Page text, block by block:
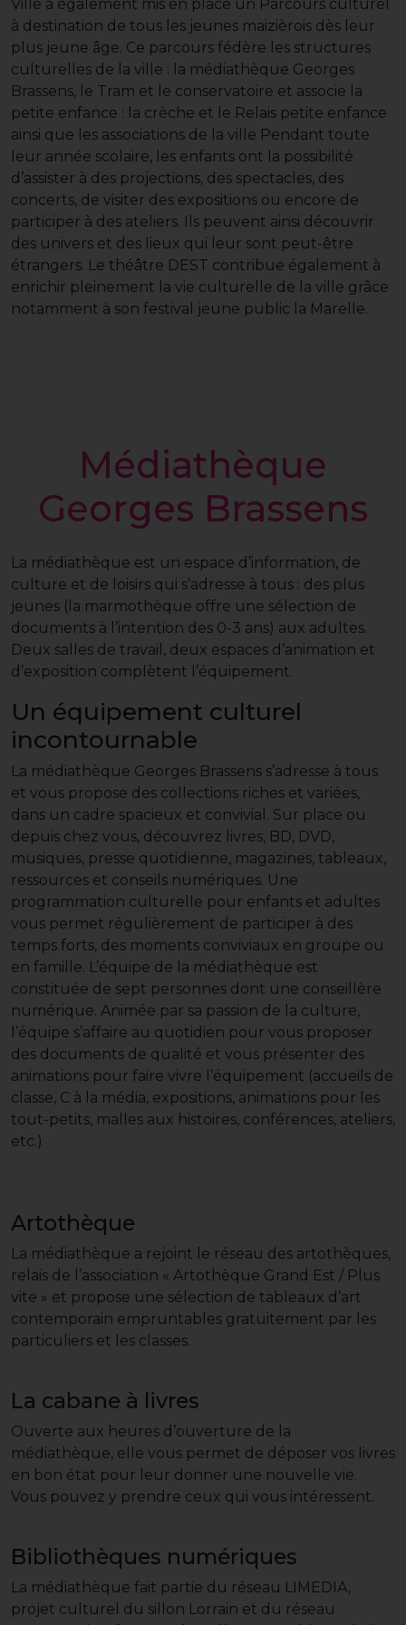
Ville a également mis en place un Parcours culturel
à destination de tous les jeunes maizièrois dès leur
plus jeune âge. Ce parcours fédère les structures
culturelles de la ville : la médiathèque Georges
Brassens, le Tram et le conservatoire et associe la
petite enfance : la crèche et le Relais petite enfance
ainsi que les associations de la ville Pendant toute
leur année scolaire, les enfants ont la possibilité
d’assister à des projections, des spectacles, des
concerts, de visiter des expositions ou encore de
participer à des ateliers. Ils peuvent ainsi découvrir
des univers et des lieux qui leur sont peut-être
étrangers. Le théâtre DEST contribue également à
enrichir pleinement la vie culturelle de la ville grâce
notamment à son festival jeune public la Marelle.
Médiathèque
Georges Brassens
La médiathèque est un espace d’information, de
culture et de loisirs qui s’adresse à tous : des plus
jeunes (la marmothèque offre une sélection de
documents à l’intention des 0-3 ans) aux adultes.
Deux salles de travail, deux espaces d’animation et
d’exposition complètent l’équipement.
Un équipement culturel
incontournable
La médiathèque Georges Brassens s’adresse à tous
et vous propose des collections riches et variées,
dans un cadre spacieux et convivial. Sur place ou
depuis chez vous, découvrez livres, BD, DVD,
musiques, presse quotidienne, magazines, tableaux,
ressources et conseils numériques. Une
programmation culturelle pour enfants et adultes
vous permet régulièrement de participer à des
temps forts, des moments conviviaux en groupe ou
en famille. L’équipe de la médiathèque est
constituée de sept personnes dont une conseillère
numérique. Animée par sa passion de la culture,
l’équipe s’affaire au quotidien pour vous proposer
des documents de qualité et vous présenter des
animations pour faire vivre l’équipement (accueils de
classe, C à la média, expositions, animations pour les
tout-petits, malles aux histoires, conférences, ateliers,
etc.)
Artothèque
La médiathèque a rejoint le réseau des artothèques,
relais de l’association « Artothèque Grand Est / Plus
vite » et propose une sélection de tableaux d’art
contemporain empruntables gratuitement par les
particuliers et les classes.
La cabane à livres
Ouverte aux heures d’ouverture de la
médiathèque, elle vous permet de déposer vos livres
en bon état pour leur donner une nouvelle vie.
Vous pouvez y prendre ceux qui vous intéressent.
Bibliothèques numériques
La médiathèque fait partie du réseau LIMEDIA,
projet culturel du sillon Lorrain et du réseau